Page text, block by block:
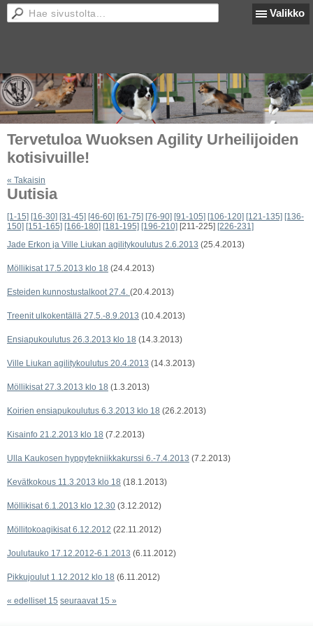
Valikko
Tervetuloa Wuoksen Agility Urheilijoiden
kotisivuille!
« Takaisin
Uutisia
[1-15] [16-30] [31-45] [46-60] [61-75] [76-90] [91-105] [106-120] [121-135] [136-
150] [151-165] [166-180] [181-195] [196-210] [211-225] [226-231]
Jade Erkon ja Ville Liukan agilitykoulutus 2.6.2013 (25.4.2013)
Möllikisat 17.5.2013 klo 18 (24.4.2013)
Esteiden kunnostustalkoot 27.4. (20.4.2013)
Treenit ulkokentällä 27.5.-8.9.2013 (10.4.2013)
Ensiapukoulutus 26.3.2013 klo 18 (14.3.2013)
Ville Liukan agilitykoulutus 20.4.2013 (14.3.2013)
Möllikisat 27.3.2013 klo 18 (1.3.2013)
Koirien ensiapukoulutus 6.3.2013 klo 18 (26.2.2013)
Kisainfo 21.2.2013 klo 18 (7.2.2013)
Ulla Kaukosen hyppytekniikkakurssi 6.-7.4.2013 (7.2.2013)
Kevätkokous 11.3.2013 klo 18 (18.1.2013)
Möllikisat 6.1.2013 klo 12.30 (3.12.2012)
Möllitokoagikisat 6.12.2012 (22.11.2012)
Joulutauko 17.12.2012-6.1.2013 (6.11.2012)
Pikkujoulut 1.12.2012 klo 18 (6.11.2012)
« edelliset 15 seuraavat 15 »